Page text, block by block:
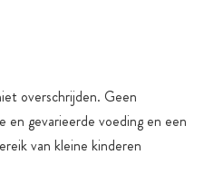
overschrijden. Geen
en gevarieerde voeding en een
van kleine kinderen